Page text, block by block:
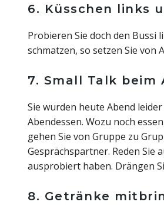
6. Küsschen links
Probieren Sie doch den Bussi
schmatzen, so setzen Sie
7. Small Talk beim
Sie wurden heute Abend
Abendessen. Wozu noch
gehen Sie von Gruppe zu
Gesprächspartner. Reden Sie
ausprobiert haben. Drängen
8. Getränke